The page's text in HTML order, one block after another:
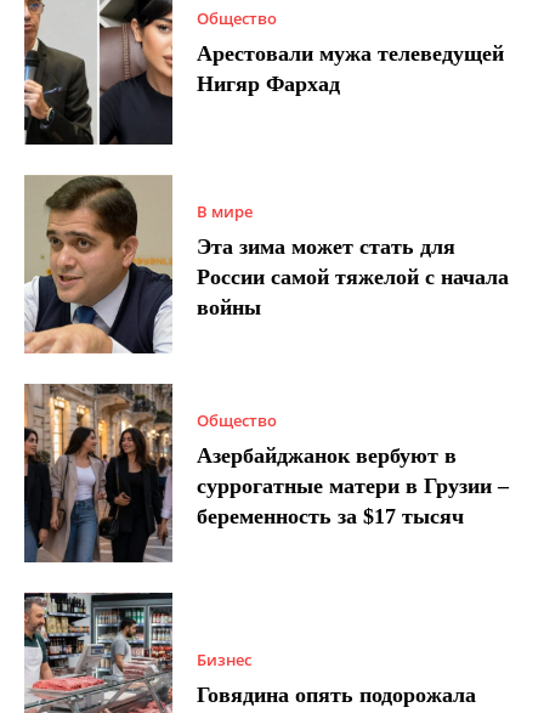
Общество
Арестовали мужа телеведущей
Нигяр Фархад
В мире
Эта зима может стать для
России самой тяжелой с начала
войны
Общество
Азербайджанок вербуют в
суррогатные матери в Грузии –
беременность за $17 тысяч
Бизнес
Говядина опять подорожала